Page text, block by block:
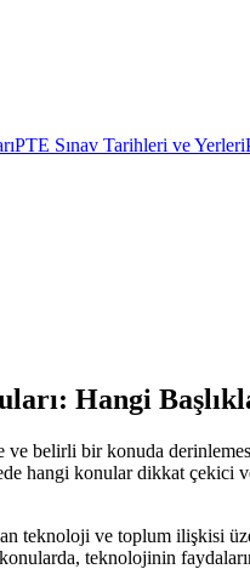
PTE Sınav Tarihleri ve Yerleri
Hangi
belirli bir konuda
hangi konular dikkat çekici
teknoloji ve toplum ilişkisi
teknolojinin